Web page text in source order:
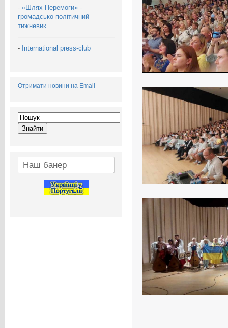
- «Шлях Перемоги» -
громадсько-політичний
тижневик
- International press-club
Отримати новини на Email
Наш банер